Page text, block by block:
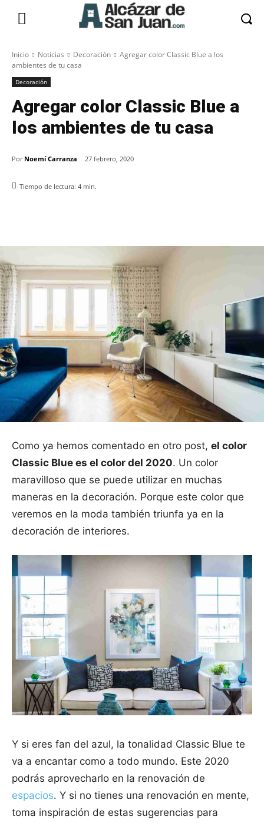
Inicio Noticias Decoración
Agregar color Classic Blue a los
ambientes de tu casa
Decoración
Agregar color Classic Blue a
los ambientes de tu casa
Por Noemí Carranza 27 febrero, 2020
Tiempo de lectura: 4 min.
Como ya hemos comentado en otro post, el color
Classic Blue es el color del 2020. Un color
maravilloso que se puede utilizar en muchas
maneras en la decoración. Porque este color que
veremos en la moda también triunfa ya en la
decoración de interiores.
Y si eres fan del azul, la tonalidad Classic Blue te
va a encantar como a todo mundo. Este 2020
podrás aprovecharlo en la renovación de
espacios. Y si no tienes una renovación en mente,
toma inspiración de estas sugerencias para